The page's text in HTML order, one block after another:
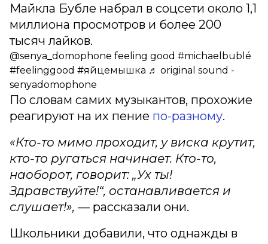
Майкла Бубле набрал в соцсети около 1,1
миллиона просмотров и более 200
тысяч лайков.
@senya_domophone feeling good #michaelbublé
#feelinggood #яйцемышка ♬ original sound -
senyadomophone
По словам самих музыкантов, прохожие
реагируют на их пение по-разному.
«Кто-то мимо проходит, у виска крутит,
кто-то ругаться начинает. Кто-то,
наоборот, говорит: „Ух ты!
Здравствуйте!“, останавливается и
слушает!», — рассказали они.
Школьники добавили, что однажды в